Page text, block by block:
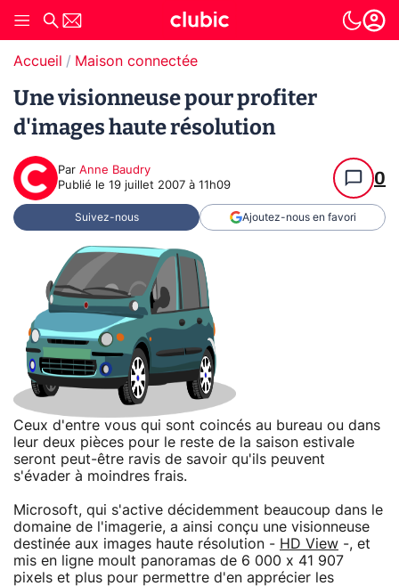
Accueil Maison connectée
Une visionneuse pour profiter
d'images haute résolution
Par Anne Baudry
Publié le 19 juillet 2007 à 11h09 0
Suivez-nous Ajoutez-nous en favori
Ceux d'entre vous qui sont coincés au bureau ou dans
leur deux pièces pour le reste de la saison estivale
seront peut-être ravis de savoir qu'ils peuvent
s'évader à moindres frais.
Microsoft, qui s'active décidemment beaucoup dans le
domaine de l'imagerie, a ainsi conçu une visionneuse
destinée aux images haute résolution - HD View -, et
mis en ligne moult panoramas de 6 000 x 41 907
pixels et plus pour permettre d'en apprécier les